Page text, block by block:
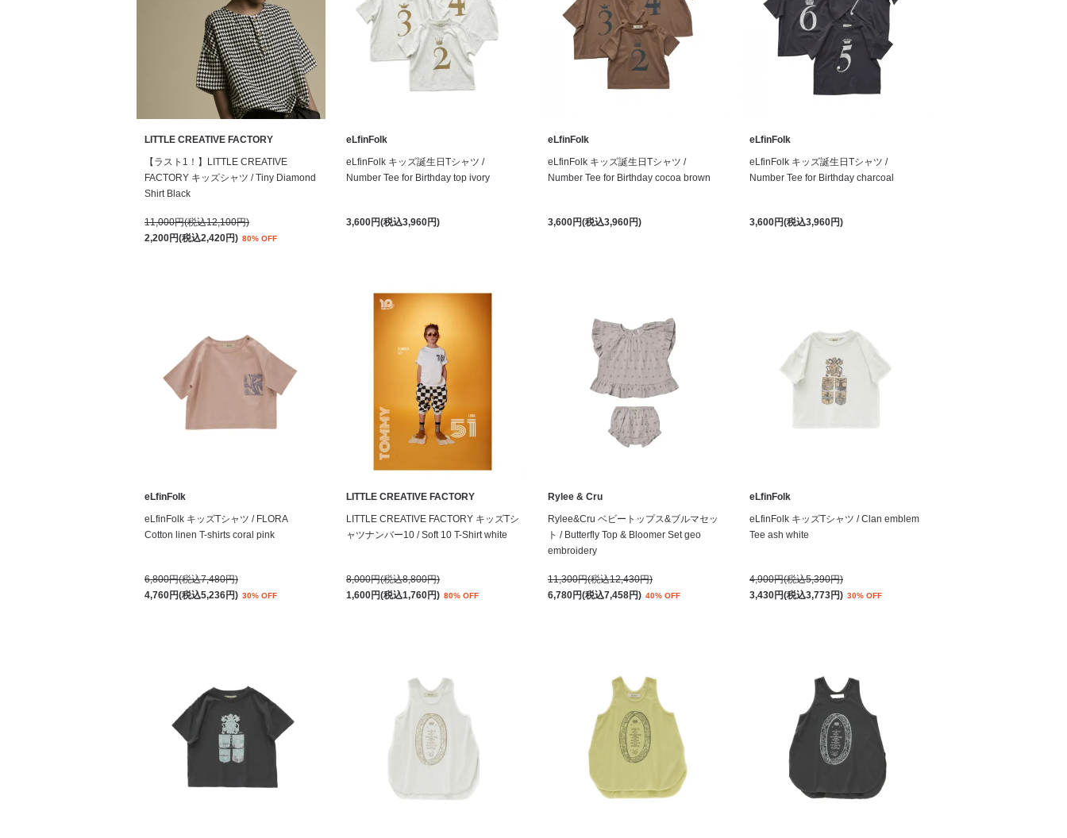
LITTLE CREATIVE FACTORY
【ラスト1！】LITTLE CREATIVE
FACTORY キッズシャツ / Tiny Diamond
Shirt Black
11,000円(税込12,100円)
2,200円(税込2,420円) 80% OFF
eLfinFolk
eLfinFolk キッズ誕生日Tシャツ /
Number Tee for Birthday top ivory
3,600円(税込3,960円)
eLfinFolk
eLfinFolk キッズ誕生日Tシャツ /
Number Tee for Birthday cocoa brown
3,600円(税込3,960円)
eLfinFolk
eLfinFolk キッズ誕生日Tシャツ /
Number Tee for Birthday charcoal
3,600円(税込3,960円)
eLfinFolk
eLfinFolk キッズTシャツ / FLORA
Cotton linen T-shirts coral pink
6,800円(税込7,480円)
4,760円(税込5,236円) 30% OFF
LITTLE CREATIVE FACTORY
LITTLE CREATIVE FACTORY キッズTシ
ャツナンバー10 / Soft 10 T-Shirt white
8,000円(税込8,800円)
1,600円(税込1,760円) 80% OFF
Rylee & Cru
Rylee&Cru ベビートップス&ブルマセッ
ト / Butterfly Top & Bloomer Set geo
embroidery
11,300円(税込12,430円)
6,780円(税込7,458円) 40% OFF
eLfinFolk
eLfinFolk キッズTシャツ / Clan emblem
Tee ash white
4,900円(税込5,390円)
3,430円(税込3,773円) 30% OFF